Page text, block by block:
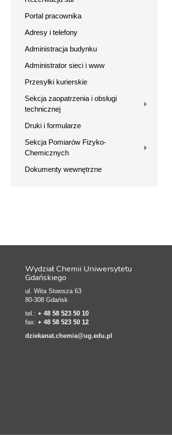
Portal pracownika
Adresy i telefony
Administracja budynku
Administrator sieci i www
Przesyłki kurierskie
Sekcja zaopatrzenia i obsługi
technicznej
Druki i formularze
Sekcja Pomiarów Fizyko-
Chemicznych
Dokumenty wewnętrzne
Wydział Chemii Uniwersytetu
Gdańskiego
ul. Wita Stwosza 63
80-308 Gdańsk
tel.: + 48 58 523 50 10
fax: + 48 58 523 50 12
dziekanat.chemia@ug.edu.pl